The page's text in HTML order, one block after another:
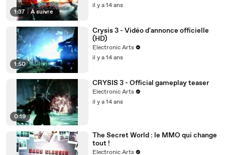
1:37 À suivre
il y a 14 ans
1:50
Crysis 3 - Vidéo d'annonce officielle
(HD)
Electronic Arts
il y a 14 ans
0:19
CRYSIS 3 - Official gameplay teaser
Electronic Arts
il y a 14 ans
The Secret World : le MMO qui change
tout !
Electronic Arts